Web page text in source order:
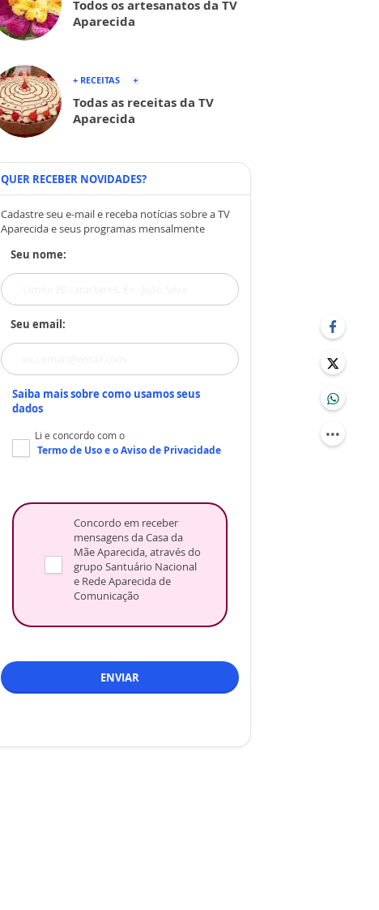
Todos os artesanatos da TV
Aparecida
+ RECEITAS
Todas as receitas da TV
Aparecida
QUER RECEBER NOVIDADES?
Cadastre seu e-mail e receba notícias sobre a TV
Aparecida e seus programas mensalmente
Seu nome:
Seu email:
Saiba mais sobre como usamos seus
dados
Li e concordo com o
Termo de Usoe oAviso de Privacidade
Concordo em receber
mensagens da Casa da
Mãe Aparecida, através do
grupo Santuário Nacional
e Rede Aparecida de
Comunicação
ENVIAR